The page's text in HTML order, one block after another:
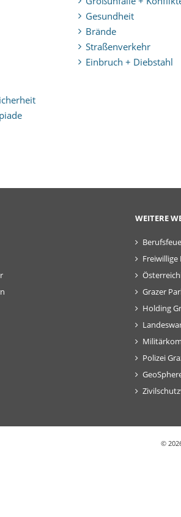
Gesundheit
Brände
Straßenverkehr
Einbruch + Diebstahl
WEITERE
Freiwillige
Grazer
Holding
Polizei
©